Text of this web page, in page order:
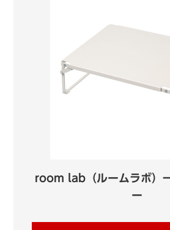
room lab（ルームラボ）
ー